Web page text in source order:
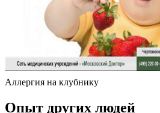
Аллергия на клубнику
Опыт других людей